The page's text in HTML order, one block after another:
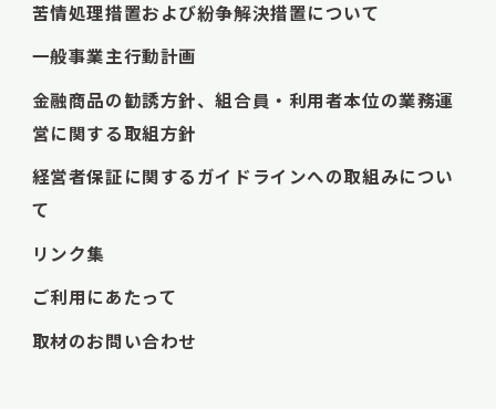
苦情処理措置および紛争解決措置について
一般事業主行動計画
金融商品の勧誘方針、組合員・利用者本位の業務運
営に関する取組方針
経営者保証に関するガイドラインへの取組みについ
て
リンク集
ご利用にあたって
取材のお問い合わせ